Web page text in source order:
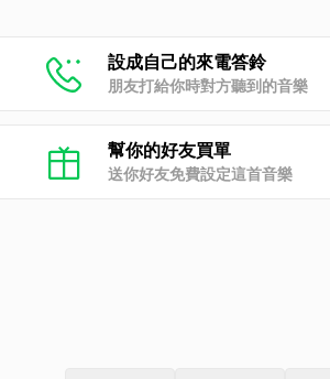
設成自己的來電答鈴
朋友打給你時對方聽到的音樂
幫你的好友買單
送你好友免費設定這首音樂